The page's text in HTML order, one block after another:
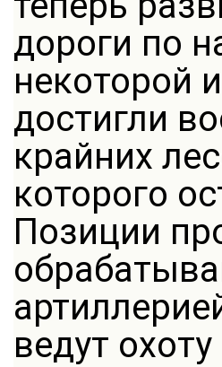
дороги по
некоторой
достигли
крайних
которого
Позиции
ведут